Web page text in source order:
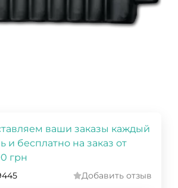
ваши заказы каждый
и бесплатно на заказ от
грн
Добавить отзыв